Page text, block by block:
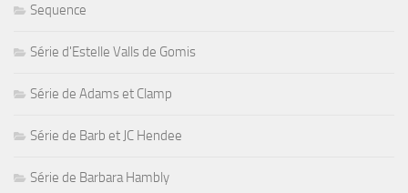
Sequence
Série d'Estelle Valls de Gomis
Série de Adams et Clamp
Série de Barb et JC Hendee
Série de Barbara Hambly